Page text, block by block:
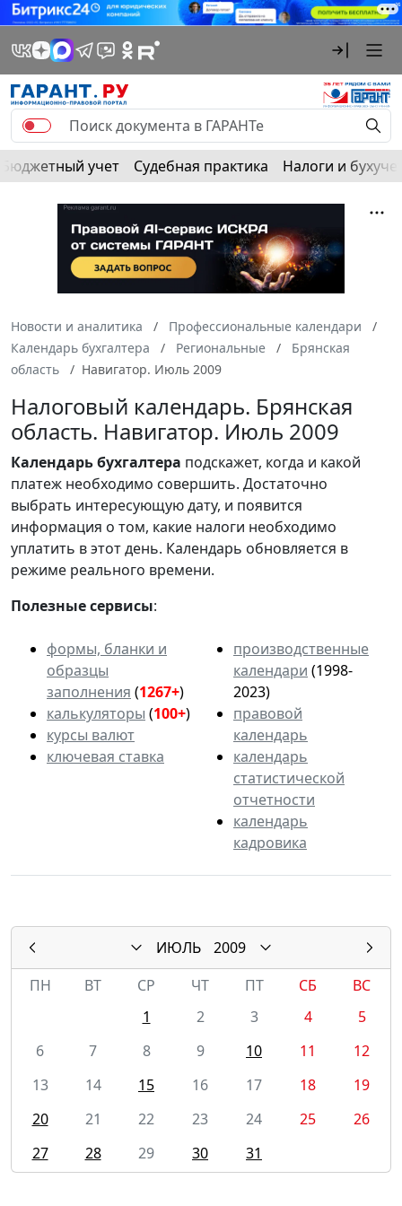
Бюджетный учет Судебная практика Налоги и
Новости и аналитика
Профессиональные календари
Календарь бухгалтера
Региональные
Брянская
область
Навигатор. Июль 2009
Налоговый календарь. Брянская
область. Навигатор. Июль 2009
Календарьбухгалтера подскажет, когда и какой
платеж необходимо совершить. Достаточно
выбрать интересующую дату, и появится
информация о том, какие налоги необходимо
уплатить в этот день. Календарь обновляется в
режиме реального времени.
Полезные сервисы:
формы, бланки и
образцы
заполнения (1267+)
калькуляторы (100+)
курсы валют
ключевая ставка
производственные
календари (1998-
2023)
правовой
календарь
календарь
статистической
отчетности
календарь
кадровика
ИЮЛЬ
2009
ПН
ВТ СР ЧТ ПТ СБ
ВС
1
2 3 4
5
6
7 8 9 10 11
12
13
14 15 16 17 18
19
20
21 22 23 24 25
26
27
28 29 30 31